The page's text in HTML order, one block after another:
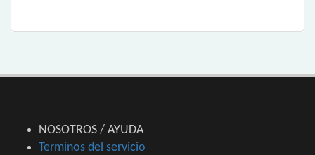
NOSOTROS / AYUDA
Terminos del servicio